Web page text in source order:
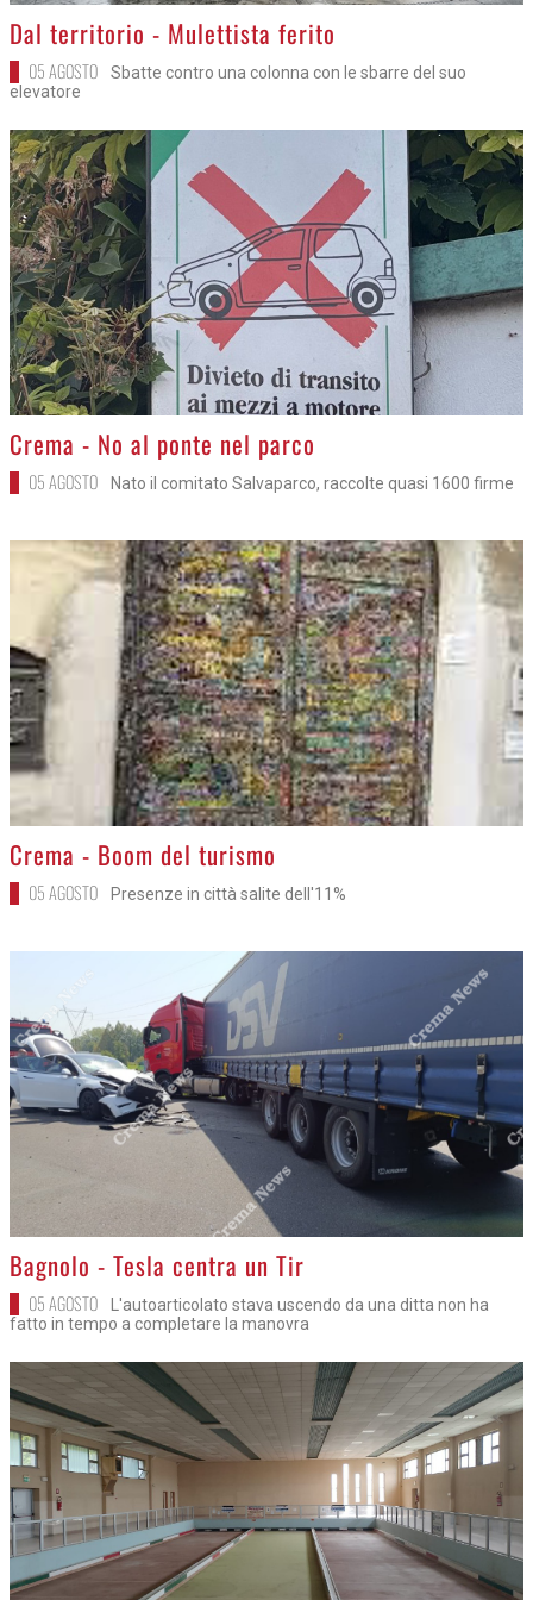
>
Dal territorio - Mulettista ferito
05 AGOSTO
Sbatte contro una colonna con le sbarre del suo
elevatore
>
Crema - No al ponte nel parco
05 AGOSTO Nato il comitato Salvaparco, raccolte quasi 1600 firme
>
Crema - Boom del turismo
05 AGOSTO Presenze in città salite dell'11%
>
Bagnolo - Tesla centra un Tir
05 AGOSTO
L'autoarticolato stava uscendo da una ditta non ha
fatto in tempo a completare la manovra